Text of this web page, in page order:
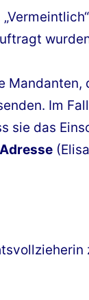
Mandanten,
Im
sie das